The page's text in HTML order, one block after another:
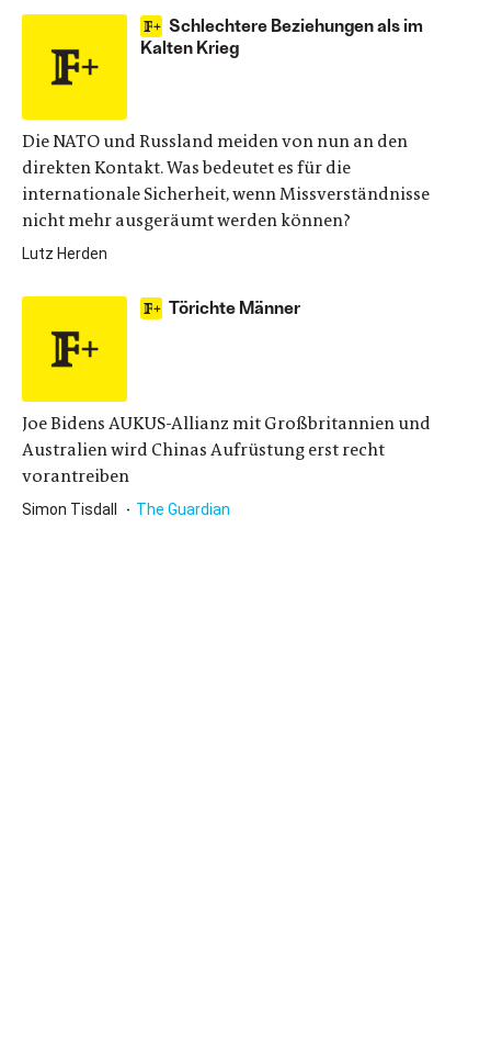
Schlechtere Beziehungen als im
Kalten Krieg
Die NATO und Russland meiden von nun an den
direkten Kontakt. Was bedeutet es für die
internationale Sicherheit, wenn Missverständnisse
nicht mehr ausgeräumt werden können?
Lutz Herden
Törichte Männer
Joe Bidens AUKUS-Allianz mit Großbritannien und
Australien wird Chinas Aufrüstung erst recht
vorantreiben
Simon Tisdall The Guardian